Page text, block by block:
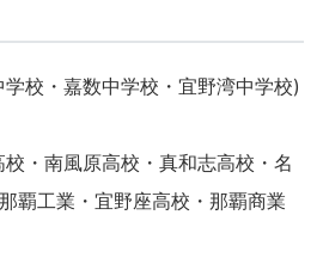
学校・嘉数中学校・宜野湾中学校)
・南風原高校・真和志高校・名
覇工業・宜野座高校・那覇商業